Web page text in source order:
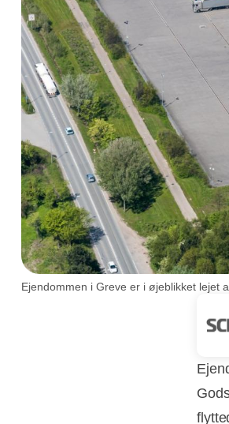
Ejendommen i Greve er i øjeblikket lejet